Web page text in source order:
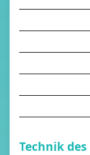
Technik